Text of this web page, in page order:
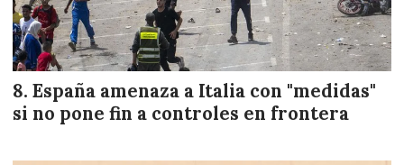
España amenaza a Italia con "medidas"
si no pone fin a controles en frontera